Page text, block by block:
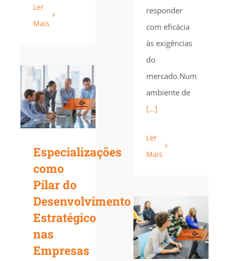
Ler
Mais
responder
com eficácia
às exigências
do
mercado.Num
ambiente de
[...]
Ler
Mais
Especializações
como
Pilar do
Desenvolvimento
Estratégico
nas
Empresas